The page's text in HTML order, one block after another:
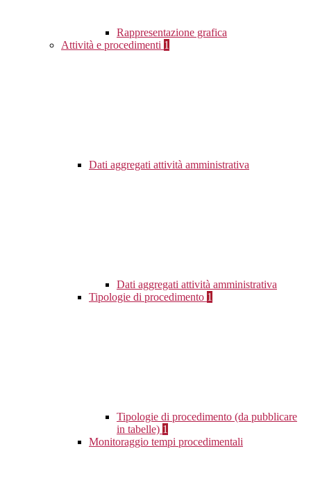
Rappresentazione grafica
Attività e procedimenti 1
Dati aggregati attività amministrativa
Dati aggregati attività amministrativa
Tipologie di procedimento 1
Tipologie di procedimento (da pubblicare
in tabelle) 1
Monitoraggio tempi procedimentali